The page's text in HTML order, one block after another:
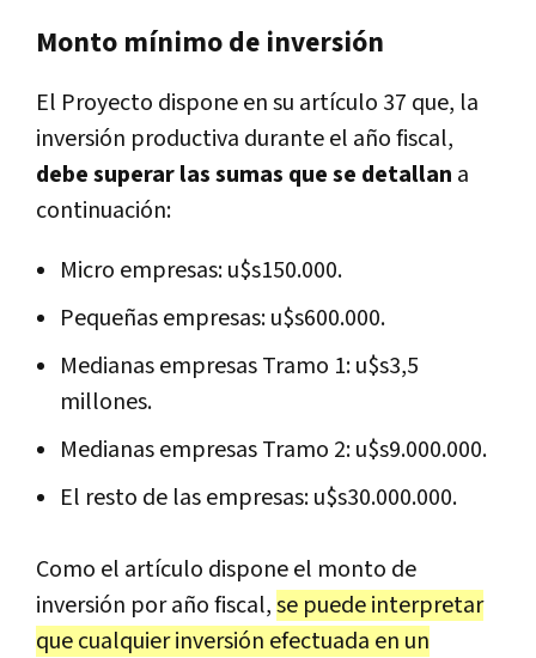
Monto mínimo de inversión
El Proyecto dispone en su artículo 37 que, la
inversión productiva durante el año fiscal,
debe superar las sumas que se detallan a
continuación:
Micro empresas: u$s150.000.
Pequeñas empresas: u$s600.000.
Medianas empresas Tramo 1: u$s3,5
millones.
Medianas empresas Tramo 2: u$s9.000.000.
El resto de las empresas: u$s30.000.000.
Como el artículo dispone el monto de
inversión por año fiscal,se puede interpretar
que cualquier inversión efectuada en un